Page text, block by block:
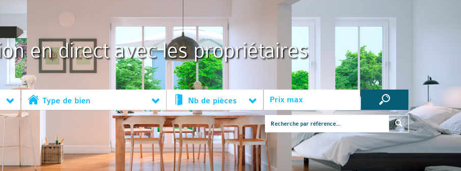
en direct avec les propriétaires
Type de bien Nb de pièces